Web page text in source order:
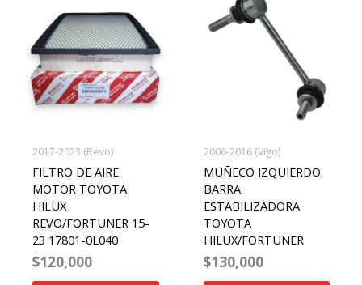
2017-2023 (Revo)
FILTRO DE AIRE
MOTOR TOYOTA
HILUX
REVO/FORTUNER 15-
23 17801-0L040
$120,000
2006-2016 (Vigo)
MUÑECO IZQUIERDO
BARRA
ESTABILIZADORA
TOYOTA
HILUX/FORTUNER
$130,000